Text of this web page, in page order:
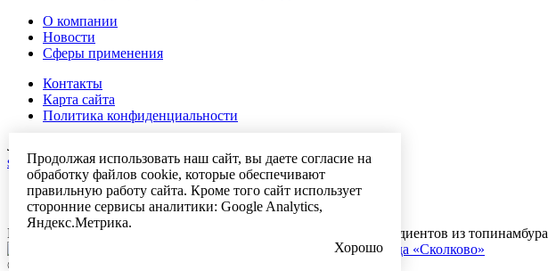
Продолжая использовать наш сайт, вы даете согласие на
обработку файлов cookie, которые обеспечивают
правильную работу сайта. Кроме того сайт использует
сторонние сервисы аналитики: Google Analytics,
Яндекс.Метрика.
Хорошо
О компании
Новости
Сферы применения
Контакты
Карта сайта
Политика конфиденциальности
Липецкая область, г. Данков ул. Экономическая д. 2
sales@eastagro.ru
Первый в России завод по производству пребиотических ингредиентов из топинамбура
© 2026 ООО "ИСТАГРО ДОН"